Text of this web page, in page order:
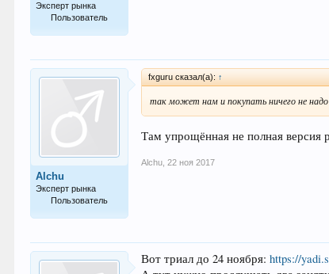
Эксперт рынка
Пользователь
Alchu
Эксперт рынка
Пользователь
fxguru сказал(а): ↑
так может нам и покупать ничего не
Там упрощённая не полная версия
Alchu 22 ноя 2017
Вот триал до 24 ноября:https://